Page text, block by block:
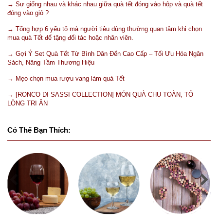
→ Sự giống nhau và khác nhau giữa quà tết đóng vào hộp và quà tết
đóng vào giỏ ?
→ Tổng hợp 6 yếu tố mà người tiêu dùng thường quan tâm khi chọn
mua quà Tết để tặng đối tác hoặc nhân viên.
→ Gợi Ý Set Quà Tết Từ Bình Dân Đến Cao Cấp – Tối Ưu Hóa Ngân
Sách, Nâng Tầm Thương Hiệu
→ Mẹo chọn mua rượu vang làm quà Tết
→ [RONCO DI SASSI COLLECTION] MÓN QUÀ CHU TOÀN, TỎ
LÒNG TRI ÂN
Có Thể Bạn Thích: